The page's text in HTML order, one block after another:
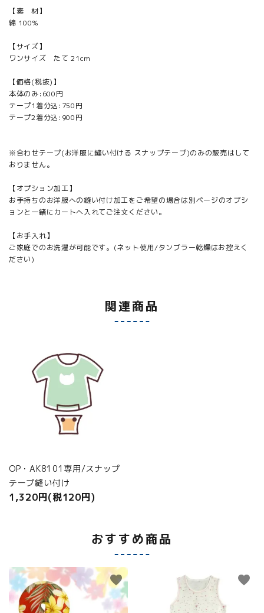
【素 材】
綿 100%
【サイズ】
ワンサイズ たて 21cm
【価格(税抜)】
本体のみ:600円
テープ1着分込:750円
テープ2着分込:900円
※合わせテープ(お洋服に縫い付ける スナップテープ)のみの販売はして
おりません。
【オプション加工】
お手持ちのお洋服への縫い付け加工をご希望の場合は別ページのオプシ
ョンと一緒にカートへ入れてご注文ください。
【お手入れ】
ご家庭でのお洗濯が可能です。(ネット使用/タンブラー乾燥はお控えく
ださい)
関連商品
OP・AK8101専用/スナップ
テープ縫い付け
1,320円(税120円)
おすすめ商品
favorite favorite